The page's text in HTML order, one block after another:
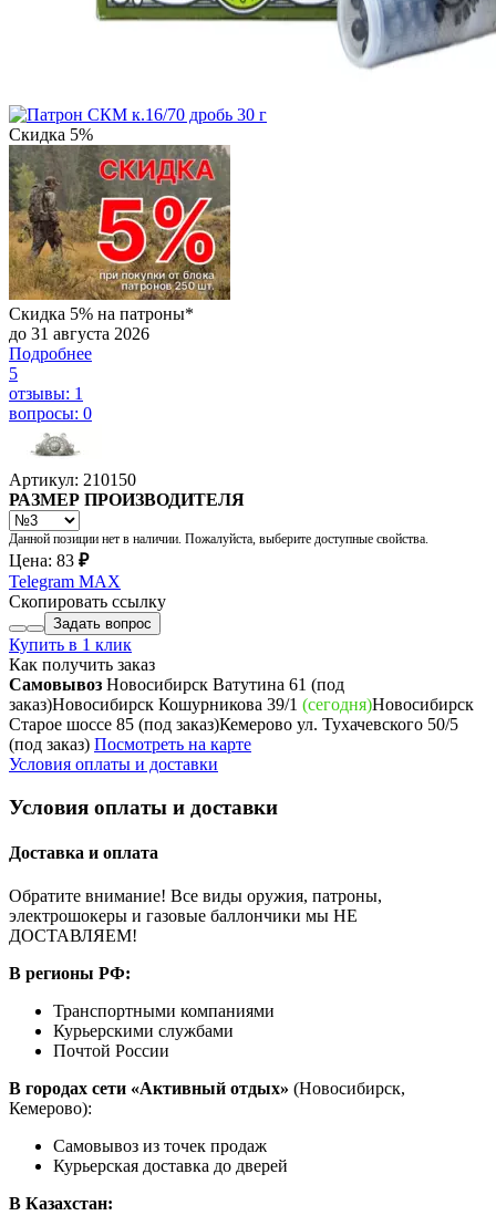
Скидка 5%
Скидка 5% на патроны*
до 31 августа 2026
Подробнее
5
отзывы: 1
вопросы: 0
Артикул: 210150
РАЗМЕР ПРОИЗВОДИТЕЛЯ
Данной позиции нет в наличии. Пожалуйста, выберите доступные свойства.
Цена: 83 ₽
Telegram MAX
Скопировать ссылку
Задать вопрос
Купить в 1 клик
Как получить заказ
Самовывоз Новосибирск Ватутина 61 (под
заказ)Новосибирск Кошурникова 39/1 (сегодня)Новосибирск
Старое шоссе 85 (под заказ)Кемерово ул. Тухачевского 50/5
(под заказ) Посмотреть на карте
Условия оплаты и доставки
Условия оплаты и доставки
Доставка и оплата
Обратите внимание! Все виды оружия, патроны,
электрошокеры и газовые баллончики мы НЕ
ДОСТАВЛЯЕМ!
В регионы РФ:
Транспортными компаниями
Курьерскими службами
Почтой России
В городах сети «Активный отдых» (Новосибирск,
Кемерово):
Самовывоз из точек продаж
Курьерская доставка до дверей
В Казахстан: